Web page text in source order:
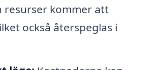
resurser kommer att
också återspeglas i